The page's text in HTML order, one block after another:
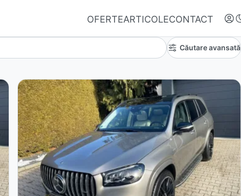
OFERTEARTICOLECONTACT
Autentifică-te
Nu ai oferte favorite
Căutare avansată